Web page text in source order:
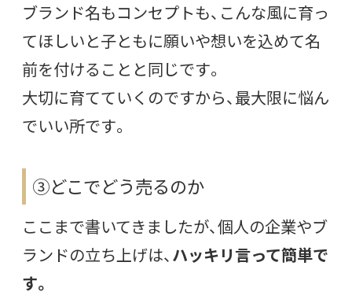
ブランド名もコンセプトも、こんな風に育っ
てほしいと子ともに願いや想いを込めて名
前を付けることと同じです。
大切に育てていくのですから、最大限に悩ん
でいい所です。
③どこでどう売るのか
ここまで書いてきましたが、個人の企業やブ
ランドの立ち上げは、ハッキリ言って簡単で
す。